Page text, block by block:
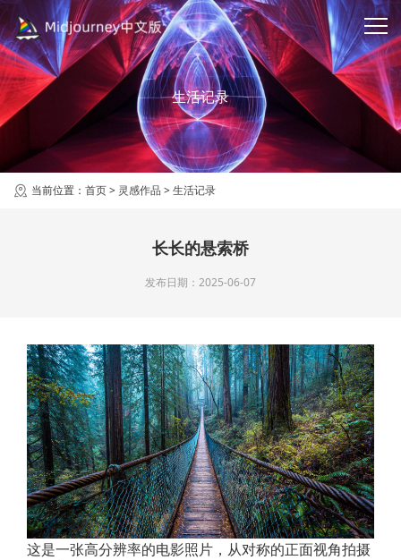
生活记录
当前位置： 首页> 灵感作品 >生活记录
长长的悬索桥
发布日期：2025-06-07
这是一张高分辨率的电影照片，从对称的正面视角拍摄